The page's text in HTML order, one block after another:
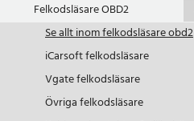
Felkodsläsare OBD2
Se allt inomfelkodsläsare obd2
iCarsoft felkodsläsare
Vgate felkodsläsare
Övriga felkodsläsare